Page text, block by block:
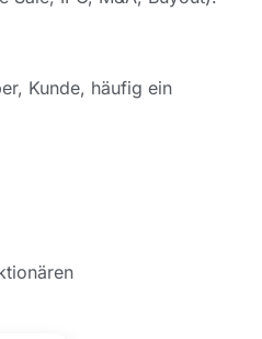
Kunde, häufig ein